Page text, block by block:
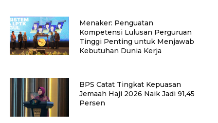
Menaker: Penguatan
Kompetensi Lulusan Perguruan
Tinggi Penting untuk Menjawab
Kebutuhan Dunia Kerja
BPS Catat Tingkat Kepuasan
Jemaah Haji 2026 Naik Jadi 91,45
Persen